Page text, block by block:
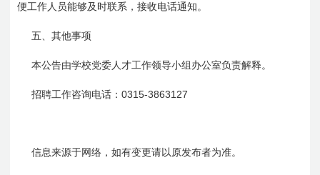
便工作人员能够及时联系，接收电话通知。
五、其他事项
本公告由学校党委人才工作领导小组办公室负责解释。
招聘工作咨询电话：0315-3863127
信息来源于网络，如有变更请以原发布者为准。